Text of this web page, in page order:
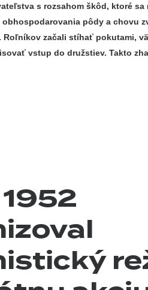
s rozsahom škôd, ktoré
pôdy a chovu
začali stíhať pokutami,
vstup do družstiev. Takto